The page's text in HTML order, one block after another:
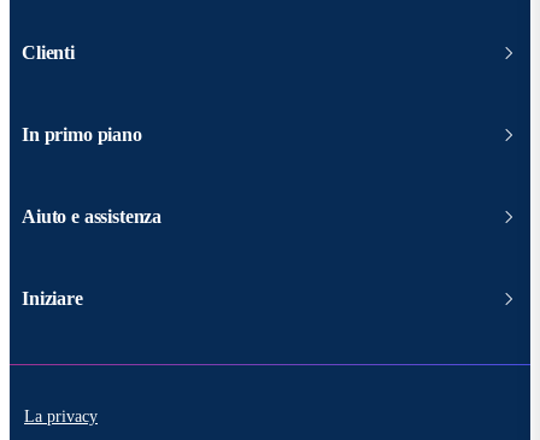
Clienti
In primo piano
Aiuto e assistenza
Iniziare
La privacy